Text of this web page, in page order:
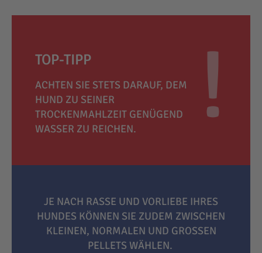
TOP-TIPP
ACHTEN SIE STETS DARAUF, DEM
HUND ZU SEINER
TROCKENMAHLZEIT GENÜGEND
WASSER ZU REICHEN.
JE NACH RASSE UND VORLIEBE IHRES
HUNDES KÖNNEN SIE ZUDEM ZWISCHEN
KLEINEN, NORMALEN UND GROSSEN P
ELLETS WÄHLEN.